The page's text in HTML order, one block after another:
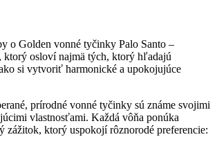
o Golden vonné tyčinky Palo Santo –
osloví najmä tých, ktorý hľadajú
si vytvoriť harmonické a upokojujúce
prírodné vonné tyčinky sú známe svojimi
vlastnosťami. Každá vôňa ponúka
zážitok, ktorý uspokojí rôznorodé preferencie: